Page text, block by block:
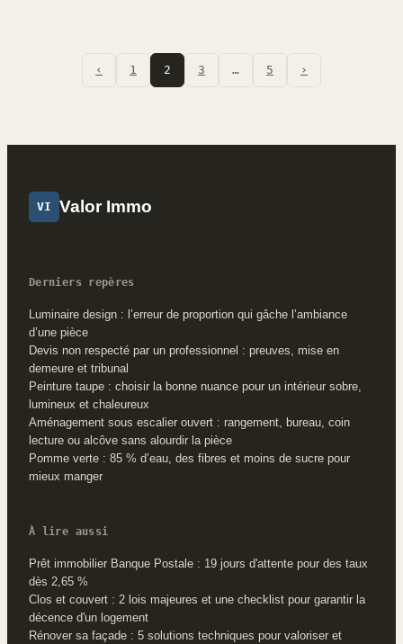
‹ 1 2 3 … 5 ›
VI Valor Immo
Derniers repères
Luminaire design : l’erreur de proportion qui gâche l’ambiance
d’une pièce
Devis non respecté par un professionnel : preuves, mise en
demeure et tribunal
Peinture taupe : choisir la bonne nuance pour un intérieur sobre,
lumineux et chaleureux
Aménagement sous escalier ouvert : rangement, bureau, coin
lecture ou alcôve sans alourdir la pièce
Pomme verte : 85 % d’eau, des fibres et moins de sucre pour
mieux manger
À lire aussi
Prêt immobilier Banque Postale : 19 jours d'attente pour des taux
dès 2,65 %
Clos et couvert : 2 lois majeures et une checklist pour garantir la
décence d'un logement
Rénover sa façade : 5 solutions techniques pour valoriser et